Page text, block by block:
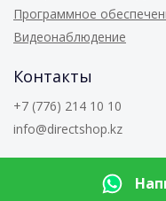
Программное
Видеонаблюдение
Контакты
+7 (776) 214 10 10
info@directshop.kz
Directshop.kz